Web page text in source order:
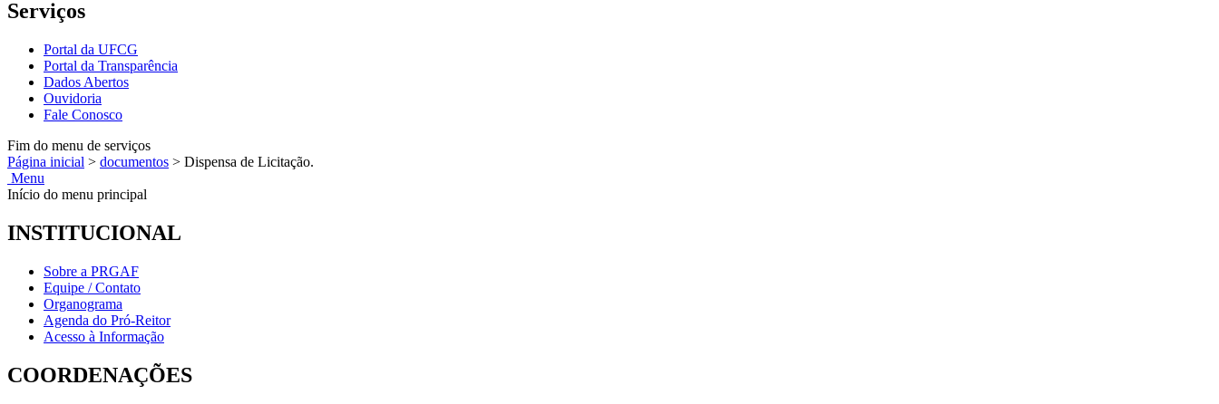
Serviços
Portal da UFCG
Portal da Transparência
Dados Abertos
Ouvidoria
Fale Conosco
Fim do menu de serviços
Página inicial > documentos > Dispensa de Licitação.
Menu
Início do menu principal
INSTITUCIONAL
Sobre a PRGAF
Equipe / Contato
Organograma
Agenda do Pró-Reitor
Acesso à Informação
COORDENAÇÕES